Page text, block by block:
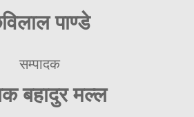
पाण्डे
सम्पादक
बहादुर मल्ल